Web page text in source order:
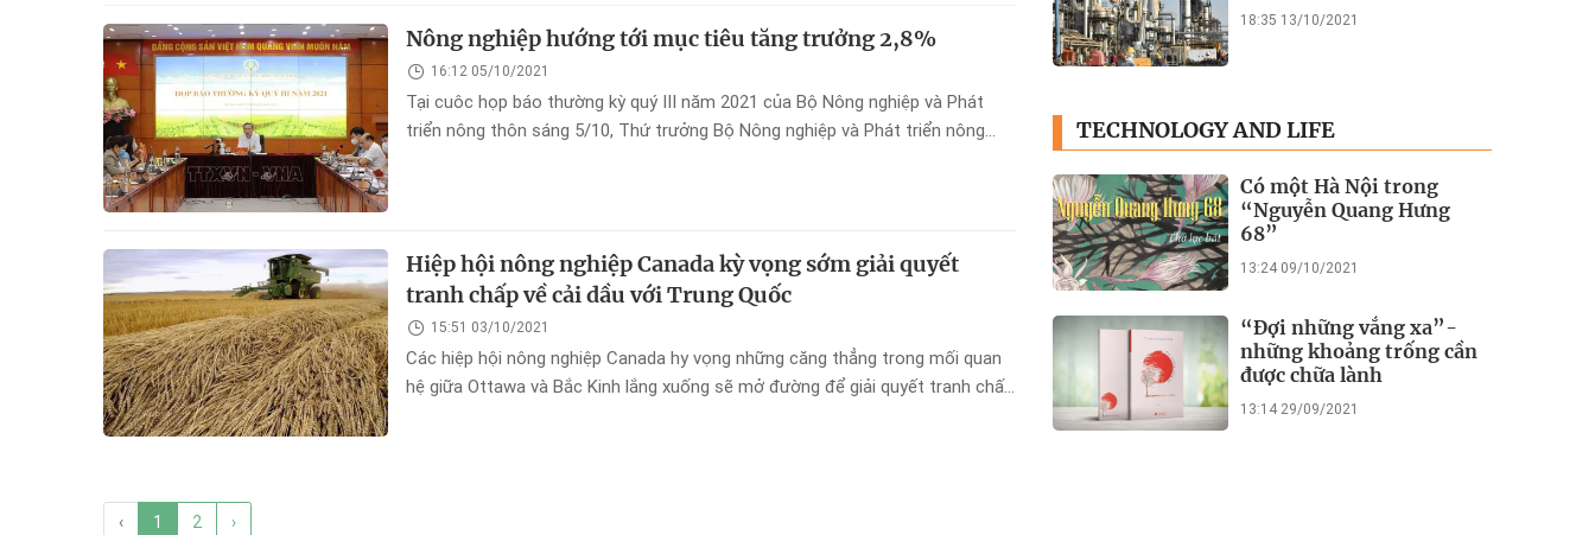
Nông nghiệp hướng tới mục tiêu tăng trưởng 2,8%
16:12 05/10/2021
Tại cuôc họp báo thường kỳ quý III năm 2021 của Bộ Nông nghiệp và Phát
triển nông thôn sáng 5/10, Thứ trưởng Bộ Nông nghiệp và Phát triển nông
Hiệp hội nông nghiệp Canada kỳ vọng sớm giải quyết
tranh chấp về cải dầu với Trung Quốc
15:51 03/10/2021
Các hiệp hội nông nghiệp Canada hy vọng những căng thẳng trong mối quan
hệ giữa Ottawa và Bắc Kinh lắng xuống sẽ mở đường để giải quyết tranh chấp
‹ 1 2 ›
18:35 13/10/2021
TECHNOLOGY AND LIFE
Có một Hà Nội trong
“Nguyễn Quang Hưng
68”
13:24 09/10/2021
“Đợi những vắng xa”-
những khoảng trống cần
được chữa lành
13:14 29/09/2021